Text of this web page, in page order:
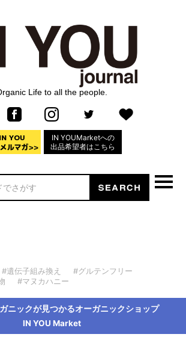
Life to all the people.
IN YOUMarketへの
出品希望者はこちら
#遺伝子組み換え
#グルテンフリー
#マヌカハニー
ニックが見つかるオーガニックショップ
IN YOU Market